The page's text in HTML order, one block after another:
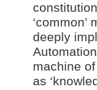
deeply
machine
as